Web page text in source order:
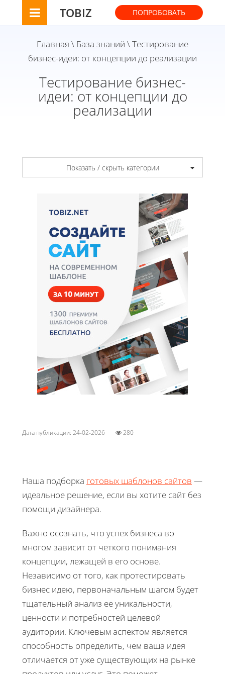
TOBIZ ПОПРОБОВАТЬ
Главная \ База знаний \ Тестирование
бизнес-идеи: от концепции до реализации
Тестирование бизнес-
идеи: от концепции до
реализации
Показать / скрыть категории
Дата публикации: 24-02-2026 280
Наша подборка готовых шаблонов сайтов —
идеальное решение, если вы хотите сайт без
помощи дизайнера.
Важно осознать, что успех бизнеса во
многом зависит от четкого понимания
концепции, лежащей в его основе.
Независимо от того, как протестировать
бизнес идею, первоначальным шагом будет
тщательный анализ ее уникальности,
ценности и потребностей целевой
аудитории. Ключевым аспектом является
способность определить, чем ваша идея
отличается от уже существующих на рынке